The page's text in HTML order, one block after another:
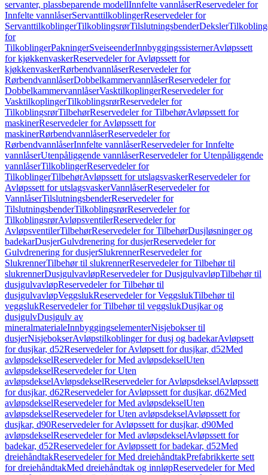
servanter, plassbeparende modellInnfelte vannlåserReservedeler for
Innfelte vannlåserServanttilkoblingerReservedeler for
ServanttilkoblingerTilkoblingsrørTilslutningsbenderDeksler
for
TilkoblingerPakningerSveiseenderInnbyggingssisternerAvløpssett
for kjøkkenvaskerReservedeler for Avløpssett for
kjøkkenvaskerRørbendvannlåserReservedeler for
RørbendvannlåserDobbelkammervannlåserReservedeler for
DobbelkammervannlåserVasktilkoplingerReservedeler for
VasktilkoplingerTilkoblingsrørReservedeler for
TilkoblingsrørTilbehørReservedeler for TilbehørAvløpssett for
maskinerReservedeler for Avløpssett for
maskinerRørbendvannlåserReservedeler for
RørbendvannlåserInnfelte vannlåserReservedeler for Innfelte
vannlåserUtenpåliggende vannlåserReservedeler for Utenpåliggende
vannlåserTilkoblingerReservedeler for
TilkoblingerTilbehørAvløpssett for utslagsvaskerReservedeler for
Avløpssett for utslagsvaskerVannlåserReservedeler for
VannlåserTilslutningsbenderReservedeler for
TilslutningsbenderTilkoblingsrørReservedeler for
TilkoblingsrørAvløpsventilerReservedeler for
AvløpsventilerTilbehørReservedeler for TilbehørDusjløsninger og
badekarDusjerGulvdrenering for dusjerReservedeler for
Gulvdrenering for dusjerSlukrennerReservedeler for
SlukrennerTilbehør til slukrennerReservedeler for Tilbehør til
slukrennerDusjgulvavløpReservedeler for DusjgulvavløpTilbehør til
dusjgulvavløpReservedeler for Tilbehør til
dusjgulvavløpVeggslukReservedeler for VeggslukTilbehør til
veggslukReservedeler for Tilbehør til veggslukDusjkar og
dusjgulvDusjgulv av
mineralmaterialeInnbyggingselementerNisjebokser til
dusjerNisjebokserAvløpstilkoblinger for dusj og badekarAvløpsett
for dusjkar, d52Reservedeler for Avløpsett for dusjkar, d52Med
avløpsdekselReservedeler for Med avløpsdekselUten
avløpsdekselReservedeler for Uten
avløpsdekselAvløpsdekselReservedeler for AvløpsdekselAvløpssett
for dusjkar, d62Reservedeler for Avløpssett for dusjkar, d62Med
avløpsdekselReservedeler for Med avløpsdekselUten
avløpsdekselReservedeler for Uten avløpsdekselAvløpssett for
dusjkar, d90Reservedeler for Avløpssett for dusjkar, d90Med
avløpsdekselReservedeler for Med avløpsdekselAvløpssett for
badekar, d52Reservedeler for Avløpssett for badekar, d52Med
dreiehåndtakReservedeler for Med dreiehåndtakPrefabrikkerte sett
for dreiehåndtakMed dreiehåndtak og innløpReservedeler for Med